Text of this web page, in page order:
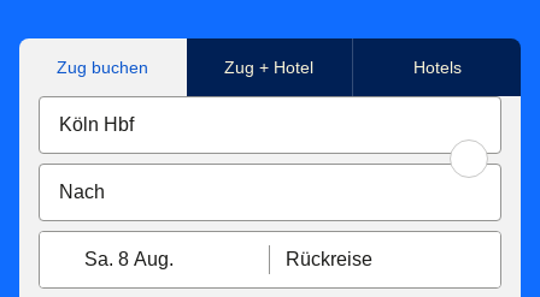
Zug buchen Zug + Hotel Hotels
Sa. 8 Aug. Rückreise